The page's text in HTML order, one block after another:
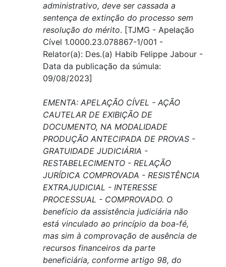
administrativo, deve ser cassada a
sentença de extinção do processo sem
resolução do mérito. [TJMG - Apelação
Cível 1.0000.23.078867-1/001 -
Relator(a): Des.(a) Habib Felippe Jabour -
Data da publicação da súmula:
09/08/2023]
EMENTA: APELAÇÃO CÍVEL - AÇÃO
CAUTELAR DE EXIBIÇÃO DE
DOCUMENTO, NA MODALIDADE
PRODUÇÃO ANTECIPADA DE PROVAS -
GRATUIDADE JUDICIÁRIA -
RESTABELECIMENTO - RELAÇÃO
JURÍDICA COMPROVADA - RESISTÊNCIA
EXTRAJUDICIAL - INTERESSE
PROCESSUAL - COMPROVADO. O
benefício da assistência judiciária não
está vinculado ao princípio da boa-fé,
mas sim à comprovação de ausência de
recursos financeiros da parte
beneficiária, conforme artigo 98, do